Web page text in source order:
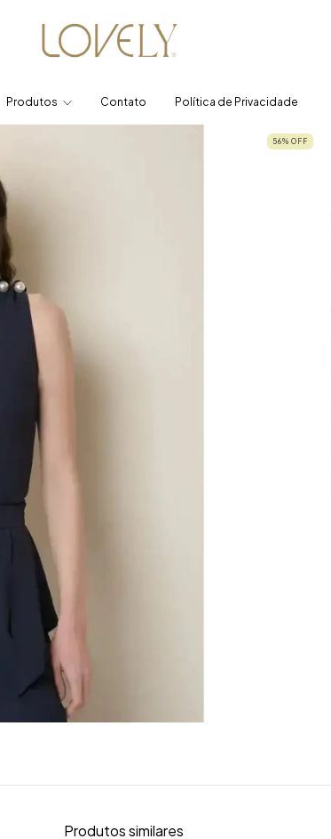
Produtos Contato Política de Privacidade
56% OFF
Produtos similares